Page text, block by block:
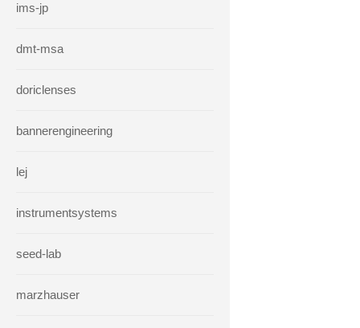
ims-jp
dmt-msa
doriclenses
bannerengineering
lej
instrumentsystems
seed-lab
marzhauser